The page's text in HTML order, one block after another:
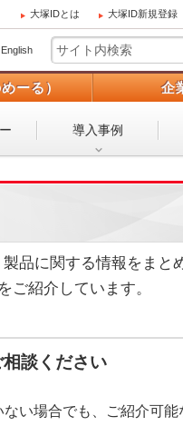
大塚IDとは 大塚ID新規登録
English
ーる） 企
導入事例
品に関する情報をまと
ご紹介しています。
談ください
い場合でも、ご紹介可能